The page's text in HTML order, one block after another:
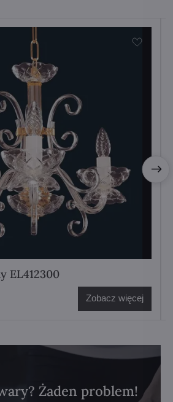
EL412300
Zobacz więcej
Żaden problem!